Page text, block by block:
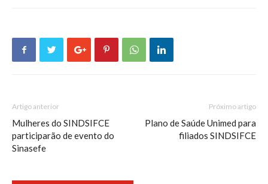
Artigo anterior
Mulheres do SINDSIFCE
participarão de evento do
Sinasefe
Próximo artigo
Plano de Saúde Unimed para
filiados SINDSIFCE